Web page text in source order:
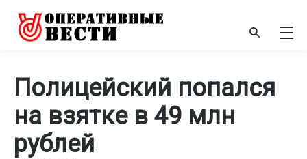
Полицейский попался
на взятке в 49 млн
рублей